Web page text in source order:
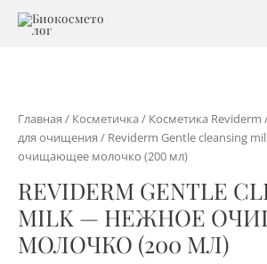
Перейти
Главная / Косметичка / Косметика Reviderm
для очищения / Reviderm Gentle cleansing
очищающее молочко (200 мл)
REVIDERM GENTLE
MILK — НЕЖНОЕ
МОЛОЧКО (200 МЛ)